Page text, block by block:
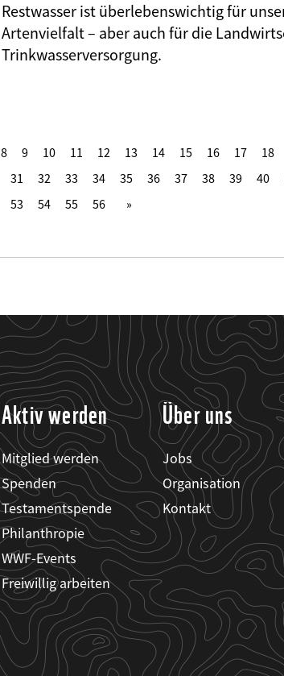
Restwasser ist überlebenswichtig für
Artenvielfalt – aber auch für die
Trinkwasserversorgung.
8 9 10 11 12 13 14 15 16 17 18
31 32 33 34 35 36 37 38 39 40
53 54 55 56
Aktiv werden
Mitglied werden
Spenden
Testamentspende
Philanthropie
WWF-Events
Freiwillig arbeiten
Über uns
Jobs
Organisation
Kontakt